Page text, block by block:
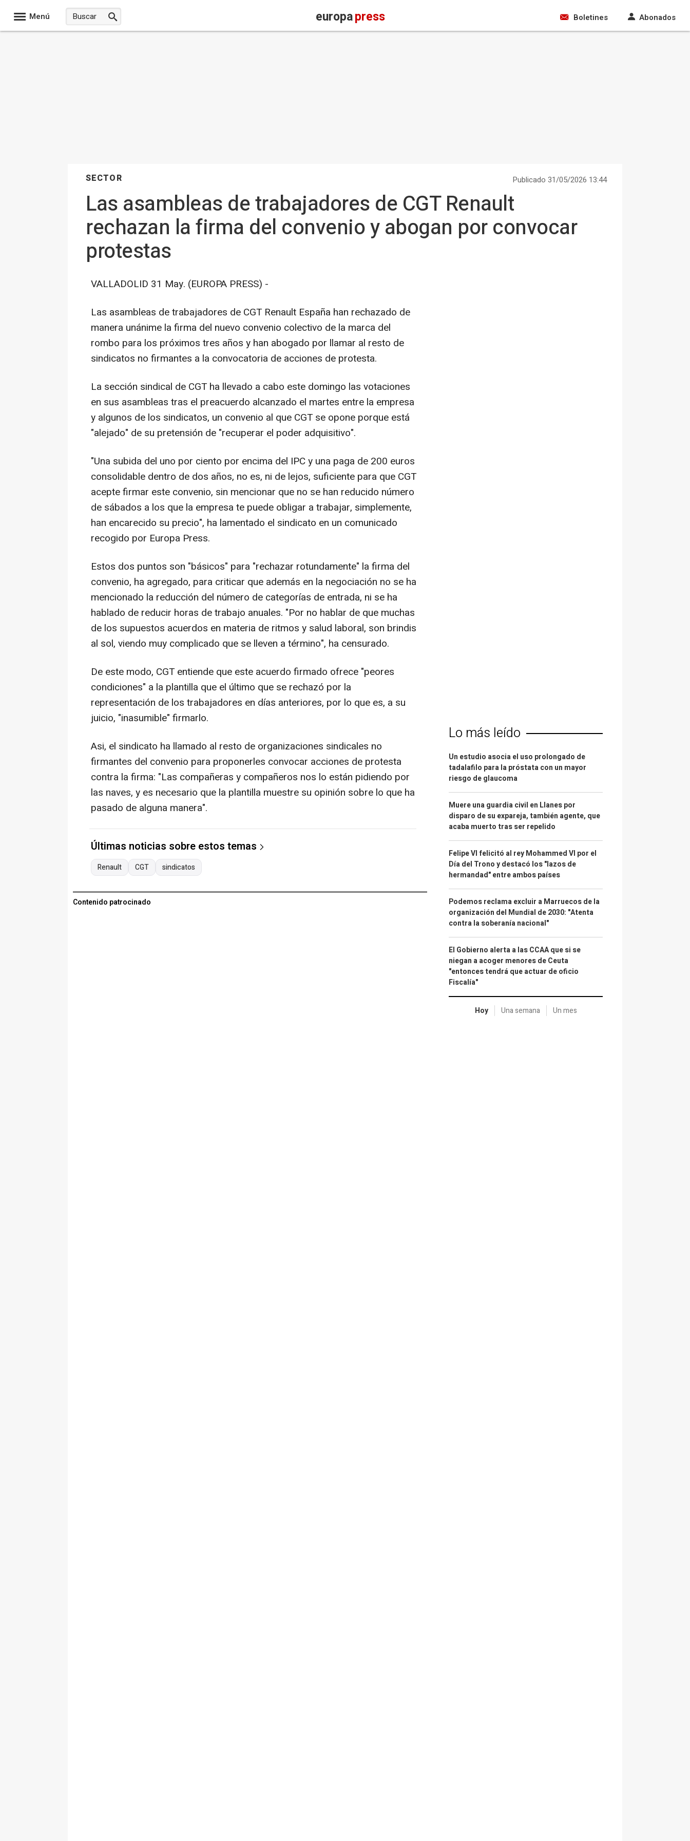
Menú europapress Boletines Abonados
SECTOR Publicado 31/05/2026 13:44
Las asambleas de trabajadores de CGT Renault
rechazan la firma del convenio y abogan por convocar
protestas
VALLADOLID 31 May. (EUROPA PRESS) -
Las asambleas de trabajadores de CGT Renault España han rechazado de
manera unánime la firma del nuevo convenio colectivo de la marca del
rombo para los próximos tres años y han abogado por llamar al resto de
sindicatos no firmantes a la convocatoria de acciones de protesta.
La sección sindical de CGT ha llevado a cabo este domingo las votaciones
en sus asambleas tras el preacuerdo alcanzado el martes entre la empresa
y algunos de los sindicatos, un convenio al que CGT se opone porque está
"alejado" de su pretensión de "recuperar el poder adquisitivo".
"Una subida del uno por ciento por encima del IPC y una paga de 200 euros
consolidable dentro de dos años, no es, ni de lejos, suficiente para que CGT
acepte firmar este convenio, sin mencionar que no se han reducido número
de sábados a los que la empresa te puede obligar a trabajar, simplemente,
han encarecido su precio", ha lamentado el sindicato en un comunicado
recogido por Europa Press.
Estos dos puntos son "básicos" para "rechazar rotundamente" la firma del
convenio, ha agregado, para criticar que además en la negociación no se ha
mencionado la reducción del número de categorías de entrada, ni se ha
hablado de reducir horas de trabajo anuales. "Por no hablar de que muchas
de los supuestos acuerdos en materia de ritmos y salud laboral, son brindis
al sol, viendo muy complicado que se lleven a término", ha censurado.
De este modo, CGT entiende que este acuerdo firmado ofrece "peores
condiciones" a la plantilla que el último que se rechazó por la
representación de los trabajadores en días anteriores, por lo que es, a su
juicio, "inasumible" firmarlo.
Asi, el sindicato ha llamado al resto de organizaciones sindicales no
firmantes del convenio para proponerles convocar acciones de protesta
contra la firma: "Las compañeras y compañeros nos lo están pidiendo por
las naves, y es necesario que la plantilla muestre su opinión sobre lo que ha
pasado de alguna manera".
Últimas noticias sobre estos temas
Renault CGT sindicatos
Contenido patrocinado
Lo más leído
Un estudio asocia el uso prolongado de
tadalafilo para la próstata con un mayor
riesgo de glaucoma
Muere una guardia civil en Llanes por
disparo de su expareja, también agente, que
acaba muerto tras ser repelido
Felipe VI felicitó al rey Mohammed VI por el
Día del Trono y destacó los "lazos de
hermandad" entre ambos países
Podemos reclama excluir a Marruecos de la
organización del Mundial de 2030: "Atenta
contra la soberanía nacional"
El Gobierno alerta a las CCAA que si se
niegan a acoger menores de Ceuta
"entonces tendrá que actuar de oficio
Fiscalía"
Hoy Una semana Un mes